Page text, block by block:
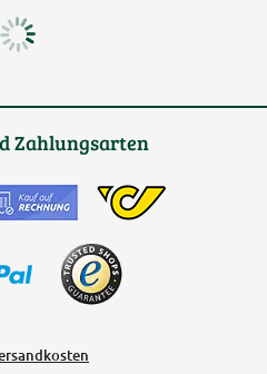
Zahlungsarten